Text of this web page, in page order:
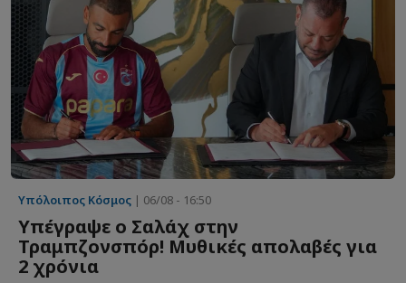
Υπόλοιπος Κόσμος | 06/08 - 16:50
Υπέγραψε ο Σαλάχ στην
Τραμπζονσπόρ! Μυθικές απολαβές για
2 χρόνια